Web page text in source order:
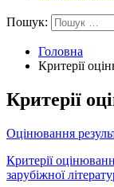
Пошук:
Головна
Критерії
Критерії
Оцінювання
Критерії
зарубіжної